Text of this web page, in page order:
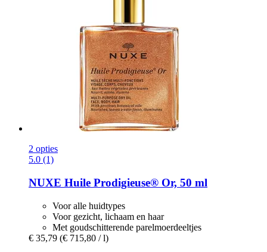
2 opties
5.0 (1)
NUXE Huile Prodigieuse® Or, 50 ml
Voor alle huidtypes
Voor gezicht, lichaam en haar
Met goudschitterende parelmoerdeeltjes
€ 35,79 (€ 715,80 / l)